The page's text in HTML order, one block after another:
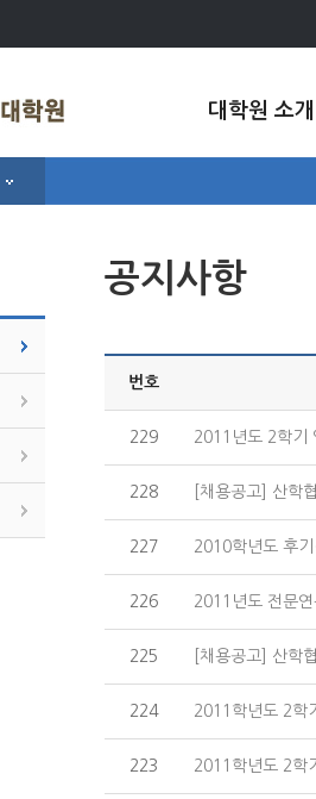
대학원 소개
공지사항
번호
229 2011년도 2학기
228 [채용공고] 산학
227 2010학년도 후
226 2011년도 전문
225 [채용공고] 산학
224 2011학년도 2학
223 2011학년도 2학